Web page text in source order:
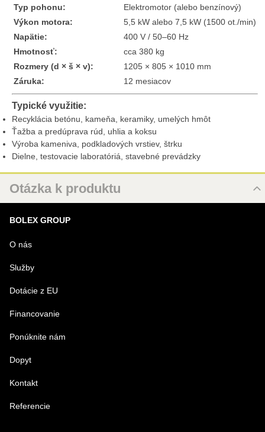
Typ pohonu:
Elektromotor (alebo benzínový)
Výkon motora:
5,5 kW alebo 7,5 kW (1500 ot./min)
Napätie:
400 V / 50–60 Hz
Hmotnosť:
cca 380 kg
Rozmery (d × š × v):
1205 × 805 × 1010 mm
Záruka:
12 mesiacov
Typické využitie:
Recyklácia betónu, kameňa, keramiky, umelých hmôt
Ťažba a predúprava rúd, uhlia a koksu
Výroba kameniva, podkladových vrstiev, štrku
Dielne, testovacie laboratóriá, stavebné prevádzky
Otázka k produktu
MENO
VÁŠ E-MAIL
VAŠA OTÁZKA K PRODUKTU
Odoslať
BOLEX GROUP
O nás
Služby
Dotácie z EU
Financovanie
Ponúknite nám
Dopyt
Kontakt
Referencie